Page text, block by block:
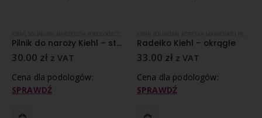
Pilnik do naroży Kiehl – standard
30.00 zł z VAT
Cena dla podologów:
SPRAWDŹ
Radełko Kiehl – okrągłe
33.00 zł z VAT
Cena dla podologów:
SPRAWDŹ